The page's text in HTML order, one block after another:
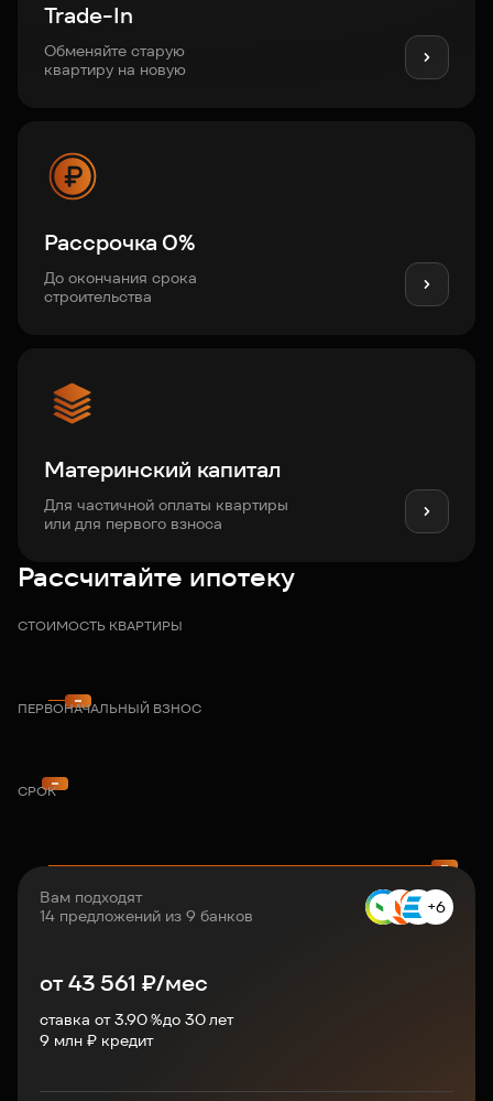
Trade-In
Обменяйте старую
квартиру на новую
Рассрочка 0%
До окончания срока
строительства
Материнский капитал
Для частичной оплаты квартиры
или для первого взноса
Рассчитайте ипотеку
СТОИМОСТЬ КВАРТИРЫ
ПЕРВОНАЧАЛЬНЫЙ ВЗНОС
СРОК
Вам подходят
14 предложений из 9 банков
+6
от43 561 ₽/мес
ставка от 3.90 %до 30лет
9 млн ₽ кредит